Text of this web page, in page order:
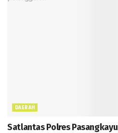
DAERAH
Satlantas Polres